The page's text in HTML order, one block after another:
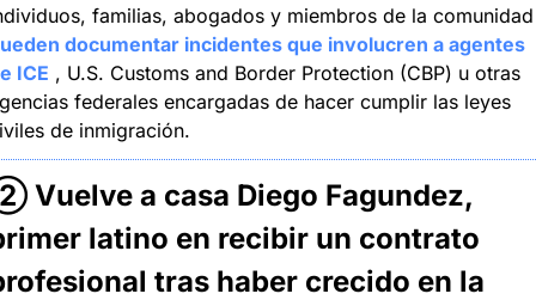
documentar incidentes que involucren a agentes
ICE , U.S. Customs and Border Protection (CBP) u otras
federales encargadas de hacer cumplir las leyes
de inmigración.
Vuelve a casa Diego Fagundez,
latino en recibir un contrato
tras haber crecido en la